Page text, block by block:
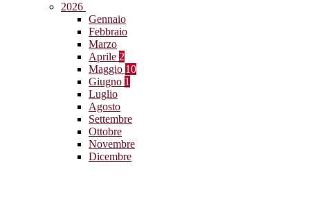
2026
Gennaio
Febbraio
Marzo
Aprile 2
Maggio 10
Giugno 1
Luglio
Agosto
Settembre
Ottobre
Novembre
Dicembre